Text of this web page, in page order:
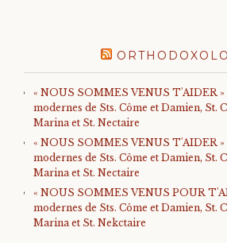
« NOUS SOMMES VENUS T'AIDER »
modernes de Sts. Côme et Damien, St.
Marina et St. Nectaire
« NOUS SOMMES VENUS T'AIDER »
modernes de Sts. Côme et Damien, St.
Marina et St. Nectaire
« NOUS SOMMES VENUS POUR
modernes de Sts. Côme et Damien, St.
Marina et St. Nekctaire